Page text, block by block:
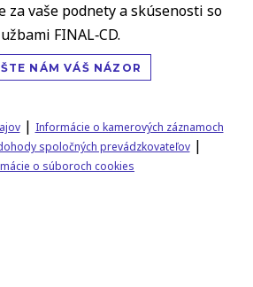
za vaše podnety a skúsenosti so
FINAL‑CD.
NÁM VÁŠ NÁZOR
| Informácie o kamerových záznamoch
spoločných prevádzkovateľov|
o súboroch cookies